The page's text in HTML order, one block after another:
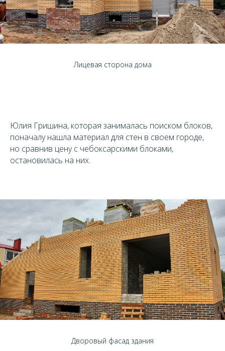
Лицевая сторона дома
Юлия Гришина, которая занималась поиском блоков,
поначалу нашла материал для стен в своем городе,
но сравнив цену с чебоксарскими блоками,
остановилась на них.
Дворовый фасад здания